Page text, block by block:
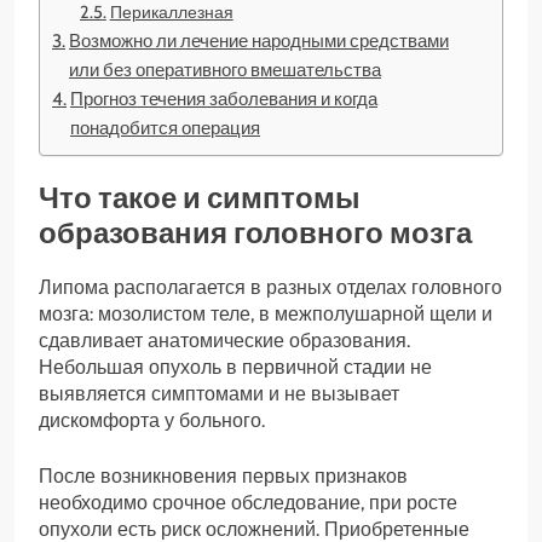
Перикаллезная
Возможно ли лечение народными средствами
или без оперативного вмешательства
Прогноз течения заболевания и когда
понадобится операция
Что такое и симптомы
образования головного мозга
Липома располагается в разных отделах головного
мозга: мозолистом теле, в межполушарной щели и
сдавливает анатомические образования.
Небольшая опухоль в первичной стадии не
выявляется симптомами и не вызывает
дискомфорта у больного.
После возникновения первых признаков
необходимо срочное обследование, при росте
опухоли есть риск осложнений. Приобретенные